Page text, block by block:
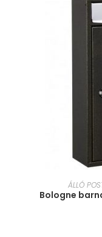
ÁLLÓ
Bologne